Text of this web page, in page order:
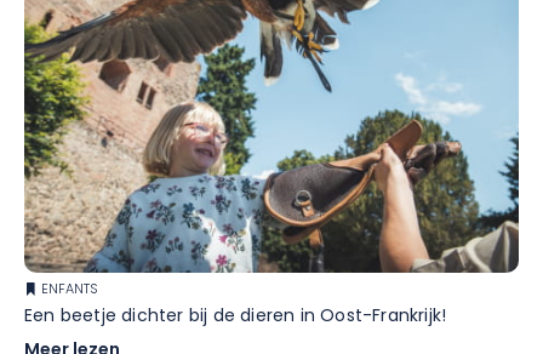
ENFANTS
Een beetje dichter bij de dieren in Oost-Frankrijk!